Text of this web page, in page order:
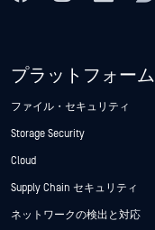
プラットフォーム
ファイル・セキュリティ
Storage Security
Cloud
Supply Chain セキュリティ
ネットワークの検出と対応